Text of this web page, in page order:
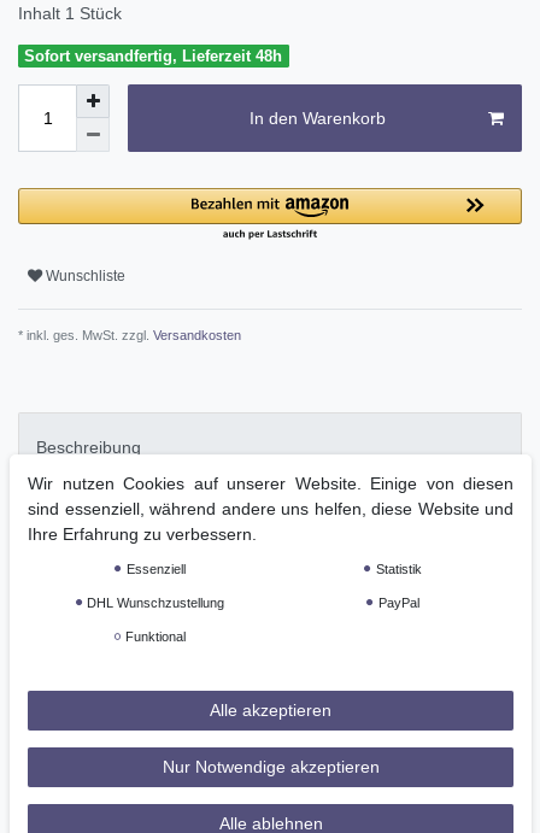
Inhalt 1 Stück
Sofort versandfertig, Lieferzeit 48h
In den Warenkorb
Wunschliste
* inkl. ges. MwSt. zzgl. Versandkosten
Beschreibung
Technische Daten
Equiline EAGLE: Turnier SHIRT L/S in der Farbe PINK POWDER.
Aus der aktuellen Herbst-/Winterkollektion (2019 2020) von
Equiline.
Wir nutzen Cookies auf unserer Website. Einige von diesen
sind essenziell, während andere uns helfen, diese Website und
Ihre Erfahrung zu verbessern.
Essenziell Statistik
DHL Wunschzustellung PayPal
Funktional
Alle akzeptieren
Nur Notwendige akzeptieren
Alle ablehnen